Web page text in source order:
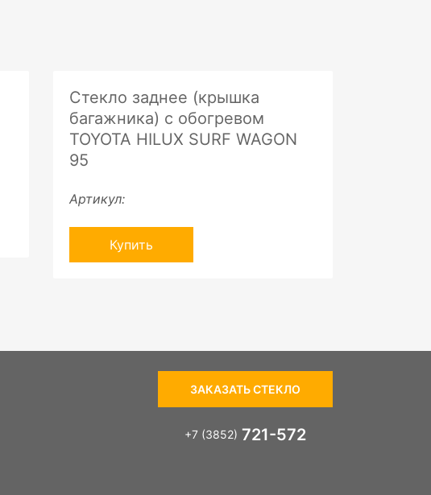
Стекло заднее (крышка
багажника) с обогревом
TOYOTA HILUX SURF WAGON
95
Артикул:
Купить
ЗАКАЗАТЬ СТЕКЛО
+7 (3852) 721-572